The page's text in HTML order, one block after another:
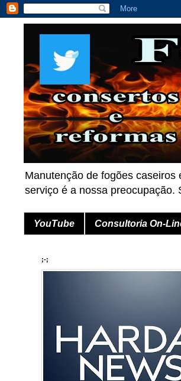
Manutenção de fogões
serviço é a nossa preocupação.
YouTube Consultoria On-
;-;